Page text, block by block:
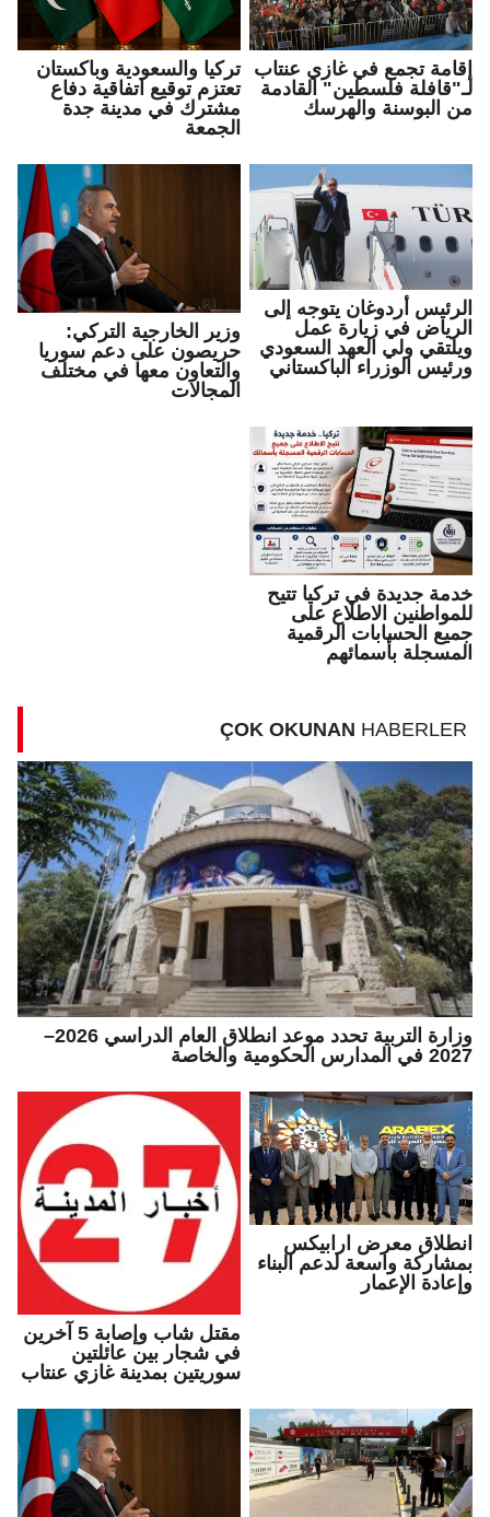
إقامة تجمع في غازي عنتاب
لـ"قافلة فلسطين" القادمة
من البوسنة والهرسك
تركيا والسعودية وباكستان
تعتزم توقيع اتفاقية دفاع
مشترك في مدينة جدة
الجمعة
الرئيس أردوغان يتوجه إلى
الرياض في زيارة عمل
ويلتقي ولي العهد السعودي
ورئيس الوزراء الباكستاني
وزير الخارجية التركي:
حريصون على دعم سوريا
والتعاون معها في مختلف
المجالات
خدمة جديدة في تركيا تتيح
للمواطنين الاطلاع على
جميع الحسابات الرقمية
المسجلة بأسمائهم
ÇOK OKUNAN HABERLER
وزارة التربية تحدد موعد انطلاق العام الدراسي 2026–
2027 في المدارس الحكومية والخاصة
انطلاق معرض ارابيكس
بمشاركة واسعة لدعم البناء
وإعادة الإعمار
مقتل شاب وإصابة 5 آخرين
في شجار بين عائلتين
سوريتين بمدينة غازي عنتاب